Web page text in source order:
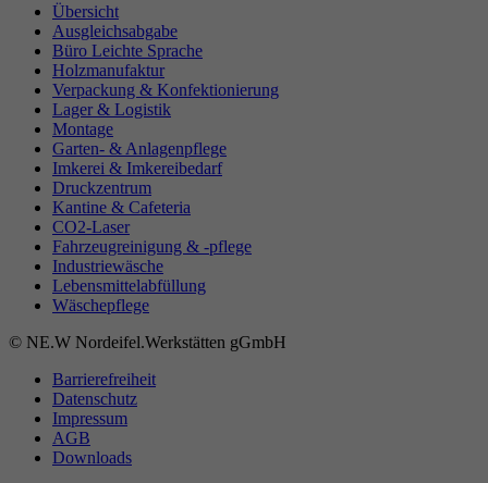
Übersicht
Ausgleichsabgabe
Büro Leichte Sprache
Holzmanufaktur
Verpackung & Konfektionierung
Lager & Logistik
Montage
Garten- & Anlagenpflege
Imkerei & Imkereibedarf
Druckzentrum
Kantine & Cafeteria
CO2-Laser
Fahrzeugreinigung & -pflege
Industriewäsche
Lebensmittelabfüllung
Wäschepflege
© NE.W Nordeifel.Werkstätten gGmbH
Barrierefreiheit
Datenschutz
Impressum
AGB
Downloads